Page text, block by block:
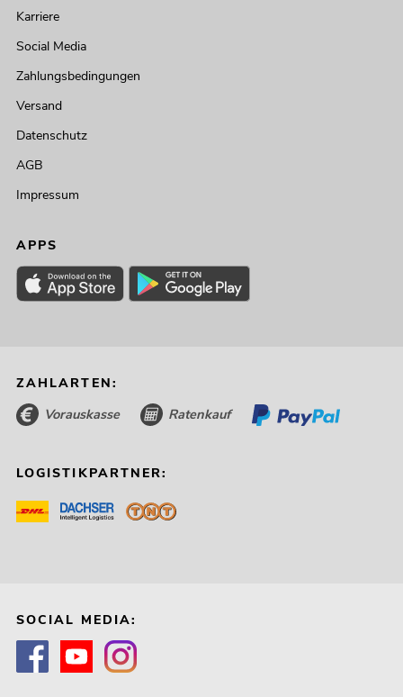
Karriere
Social Media
Zahlungsbedingungen
Versand
Datenschutz
AGB
Impressum
APPS
ZAHLARTEN:
Vorauskasse Ratenkauf
LOGISTIKPARTNER:
SOCIAL MEDIA: